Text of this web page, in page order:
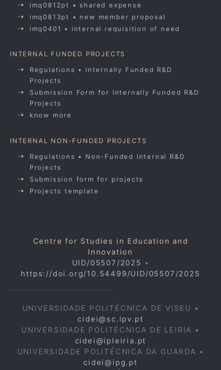
imq0812pt • shared expense
imq0813pt • new member proposal
imq0401 • internal requisition of need
INTERNAL FUNDED PROJECTS
Regulations • Internally Funded R&D
Projects
Submission Form for Internally Funded R&D
Projects
know more
INTERNAL NON-FUNDED PROJECTS
Regulations • Non-Funded Internal R&D
Projects
Submission form for projects
Projects template
Centre for Studies in Education and
Innovation
UID/05507/2025 •
https://doi.org/10.54499/UID/05507/2025
UNIVERSIDADE POLITÉCNICA DE VISEU •
cidei@sc.ipv.pt
UNIVERSIDADE POLITÉCNICA DE LEIRIA •
cidei@ipleiria.pt
UNIVERSIDADE POLITÉCNICA DA GUARDA •
cidei@ipg.pt